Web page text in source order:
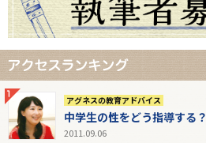
アグネスの教育アドバイス
中学生の性をどう指導する？
2011.09.06